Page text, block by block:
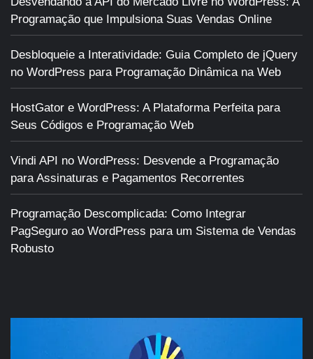
Programação que Impulsiona Suas Vendas Online
Desbloqueie a Interatividade: Guia Completo de jQuery
no WordPress para Programação Dinâmica na Web
HostGator e WordPress: A Plataforma Perfeita para
Seus Códigos e Programação Web
Vindi API no WordPress: Desvende a Programação
para Assinaturas e Pagamentos Recorrentes
Programação Descomplicada: Como Integrar
PagSeguro ao WordPress para um Sistema de Vendas
Robusto